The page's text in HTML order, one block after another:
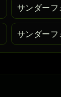
サンダー
サンダー